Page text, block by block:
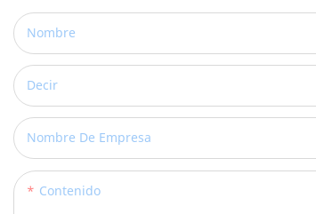
Nombre
Decir
Nombre De Empresa
Contenido